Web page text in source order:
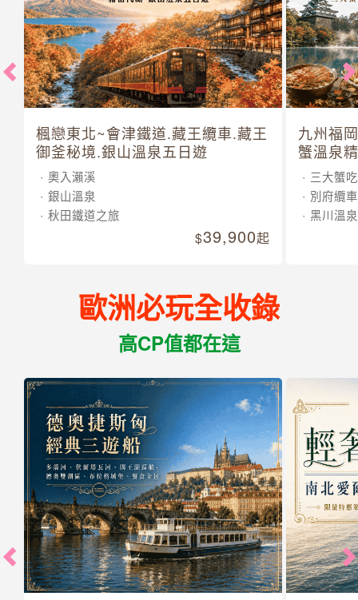
楓戀東北~會津鐵道.藏王纜車.藏王
御釜秘境.銀山溫泉五日遊
奧入瀨溪
銀山溫泉
秋田鐵道之旅
39,900起
九州福
蟹溫泉
三大蟹
別府纜車
黑川溫泉
歐洲必玩全收錄
高CP值都在這